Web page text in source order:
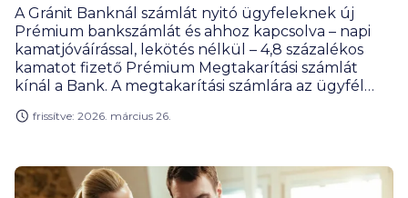
A Gránit Banknál számlát nyitó ügyfeleknek új
Prémium bankszámlát és ahhoz kapcsolva – napi
kamatjóváírással, lekötés nélkül – 4,8 százalékos
kamatot fizető Prémium Megtakarítási számlát
kínál a Bank. A megtakarítási számlára az ügyfél
kamat, ami így összesen évi 4,92 százalékos
teljesítésére, a naponta jóváírt kamat átláthatóan
frissítve: 2026. március 26.